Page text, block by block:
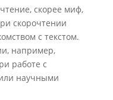
скорее миф,
скорочтении
с текстом.
например,
работе с
научными